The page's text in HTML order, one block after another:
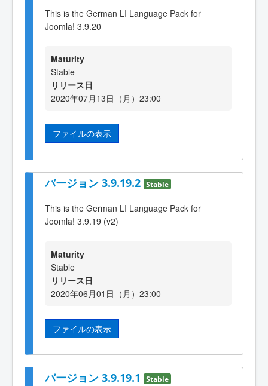
This is the German LI Language Pack for
Joomla! 3.9.20
Maturity
Stable
リリース日
2020年07月13日（月）23:00
ファイルの表示
バージョン 3.9.19.2 Stable
This is the German LI Language Pack for
Joomla! 3.9.19 (v2)
Maturity
Stable
リリース日
2020年06月01日（月）23:00
ファイルの表示
バージョン 3.9.19.1 Stable